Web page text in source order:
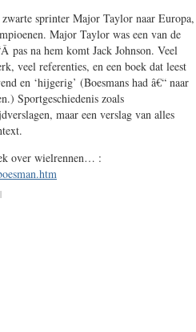
sprinter Major Taylor naar Europa,
Major Taylor was een van de
pas na hem komt Jack Johnson. Veel
veel referenties, en een boek dat leest
en ‘hijgerig’ (Boesmans had â€“ naar
Sportgeschiedenis zoals
maar een verslag van alles
over wielrennen… :